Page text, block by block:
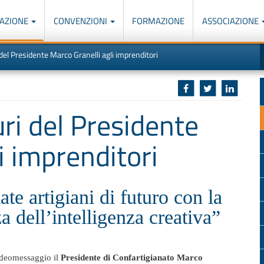
CONVENZIONI FORMAZIONE ASSOCIAZIONE
Presidente Marco Granelli agli imprenditori
del Presidente
imprenditori
artigiani di futuro con la
dell’intelligenza creativa”
ilPresidente di Confartigianato Marco